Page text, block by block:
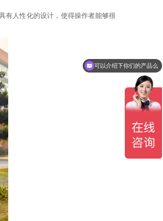
有人性化的设计，使得操作者能够很
可以介绍下你们的产品么